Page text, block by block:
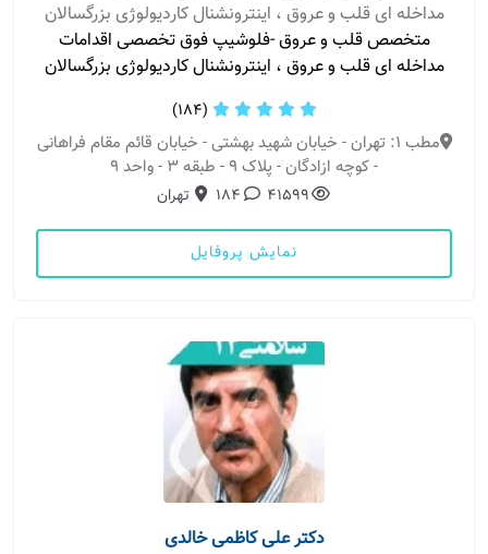
مداخله ای قلب و عروق ، اینترونشنال کاردیولوژی بزرگسالان
متخصص قلب و عروق -فلوشیپ فوق تخصصی اقدامات
مداخله ای قلب و عروق ، اینترونشنال کاردیولوژی بزرگسالان
(184)
مطب 1: تهران - خیابان شهید بهشتی - خیابان قائم مقام فراهانی
- کوچه ازادگان - پلاک 9 - طبقه 3 - واحد 9
41599
184 تهران
نمایش پروفایل
دکتر علی کاظمی خالدی